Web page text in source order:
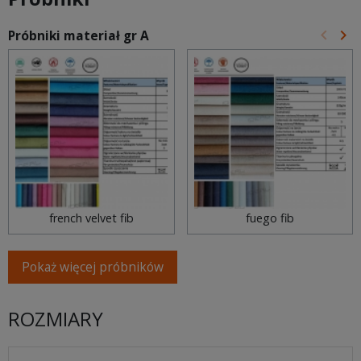
Próbniki materiał gr A keyboard_arrow_left keyboard_arrow_right
french velvet fib fuego fib
Pokaż więcej próbników
ROZMIARY